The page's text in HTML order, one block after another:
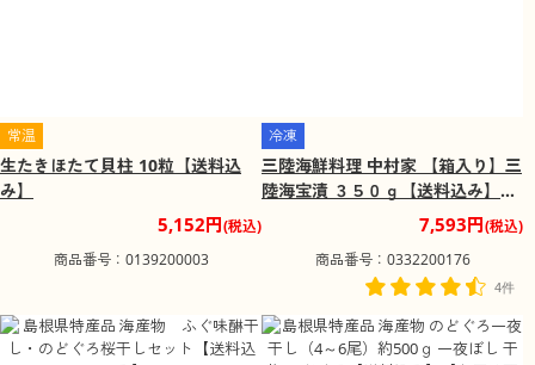
常温
生たきほたて貝柱 10粒【送料込
み】
5,152円(税込)
商品番号：0139200003
冷凍
三陸海鮮料理 中村家 【箱入り】三
陸海宝漬 ３５０ｇ【送料込み】
【お届け不可地域：沖縄・離島】
7,593円(税込)
商品番号：0332200176
4件